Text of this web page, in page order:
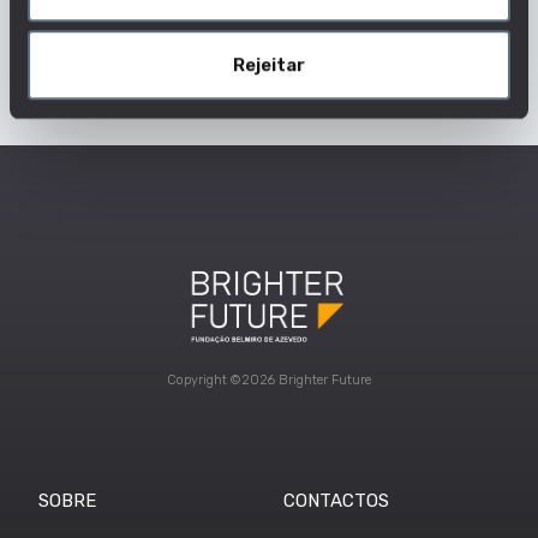
Rejeitar
AUDIOPROTESISTA
Copyright ©2026 Brighter Future
SOBRE CONTACTOS